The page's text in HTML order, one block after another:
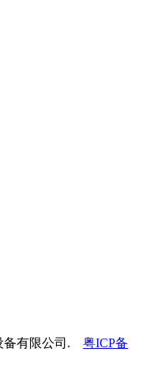
备有限公司. 粤ICP备